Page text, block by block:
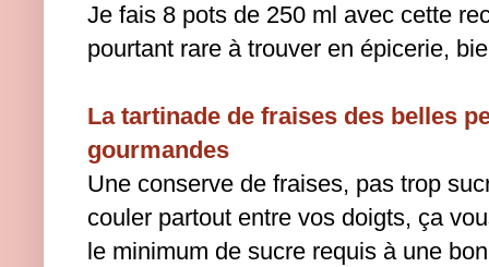
Je fais 8 pots de 250 ml avec cette
pourtant rare à trouver en épicerie,
La tartinade de fraises des belles
gourmandes
Une conserve de fraises, pas trop
couler partout entre vos doigts, ça
le minimum de sucre requis à une